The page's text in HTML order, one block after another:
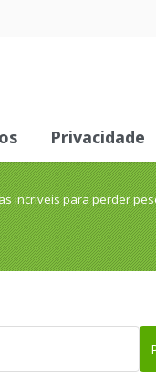
Privacidade
incríveis para perder